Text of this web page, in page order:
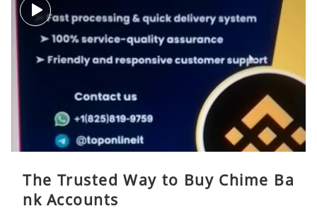
The Trusted Way to Buy Chime Ba
nk Accounts